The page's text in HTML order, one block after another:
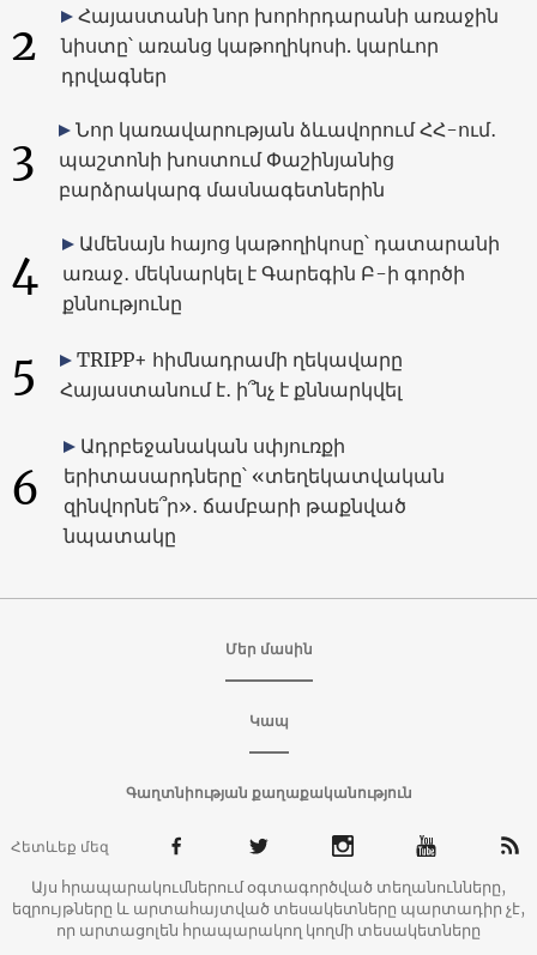
2
Հայաստանի նոր խորհրդարանի առաջին
նիստը՝ առանց կաթողիկոսի. կարևոր
դրվագներ
3
Նոր կառավարության ձևավորում ՀՀ-ում․
պաշտոնի խոստում Փաշինյանից
բարձրակարգ մասնագետներին
4
Ամենայն հայոց կաթողիկոսը՝ դատարանի
առաջ․ մեկնարկել է Գարեգին Բ-ի գործի
քննությունը
5
TRIPP+ հիմնադրամի ղեկավարը
Հայաստանում է․ ի՞նչ է քննարկվել
6
Ադրբեջանական սփյուռքի
երիտասարդները՝ «տեղեկատվական
զինվորնե՞ր»․ ճամբարի թաքնված
նպատակը
Մեր մասին
Կապ
Գաղտնիության քաղաքականություն
Հետևեք մեզ
Այս հրապարակումներում օգտագործված տեղանունները,
եզրույթները և արտահայտված տեսակետները պարտադիր չէ,
որ արտացոլեն հրապարակող կողմի տեսակետները